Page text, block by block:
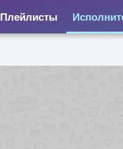
Плейлисты